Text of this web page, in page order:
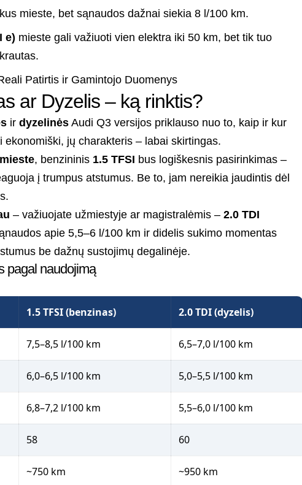
mieste, bet sąnaudos dažnai siekia 8 l/100 km.
e) mieste gali važiuoti vien elektra iki 50 km, bet tik tuo
ar Dyzelis – ką rinktis?
irdyzelinės Audi Q3 versijos priklauso nuo to, kaip ir kur
jų charakteris – labai skirtingas.
, benzininis 1.5 TFSI bus logiškesnis pasirinkimas –
į trumpus atstumus. Be to, jam nereikia jaudintis dėl
– važiuojate užmiestyje ar magistralėmis –2.0 TDI
apie 5,5–6 l/100 km ir didelis sukimo momentas
be dažnų sustojimų degalinėje.
pagal naudojimą
1.5 TFSI (benzinas) 2.0 TDI (dyzelis)
7,5–8,5 l/100 km 6,5–7,0 l/100 km
6,0–6,5 l/100 km 5,0–5,5 l/100 km
6,8–7,2 l/100 km 5,5–6,0 l/100 km
58 60
~750 km ~950 km